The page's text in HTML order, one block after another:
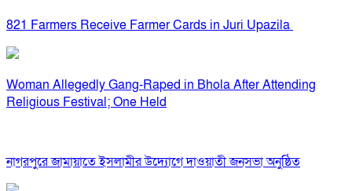
821 Farmers Receive Farmer Cards in Juri Upazila
Woman Allegedly Gang-Raped in Bhola After Attending
Religious Festival; One Held
নাগরপুরে জামায়াতে ইসলামীর উদ্যোগে দাওয়াতী জনসভা অনুষ্ঠিত